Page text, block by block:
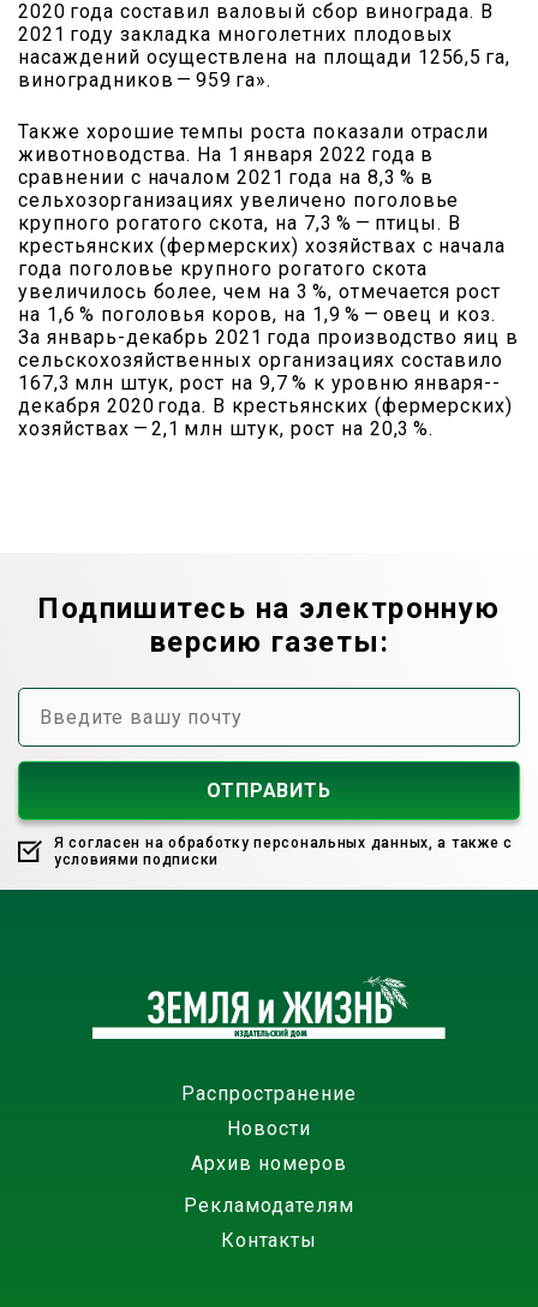
2020 года составил валовый сбор винограда. В
2021 году закладка многолетних плодовых
насаждений осуществлена на площади 1256,5 га,
виноградников — ​959 га».
Также хорошие темпы роста показали отрасли
животноводства. На 1 января 2022 года в
сравнении с началом 2021 года на 8,3 % в
сельхозорганизациях увеличено поголовье
крупного рогатого скота, на 7,3 % — ​птицы. В
крестьянских (фермерских) хозяйствах с начала
года поголовье крупного рогатого скота
увеличилось более, чем на 3 %, отмечается рост
на 1,6 % поголовья коров, на 1,9 % — ​овец и коз.
За январь-­декабрь 2021 года производство яиц в
сельскохозяйственных организациях составило
167,3 млн штук, рост на 9,7 % к уровню января-­
декабря 2020 года. В крестьянских (фермерских)
хозяйствах — ​2,1 млн штук, рост на 20,3 %.
Подпишитесь на электронную
версию газеты:
Я согласен на обработку персональных данных, а также с
условиями подписки
Распространение
Новости
Архив номеров
Рекламодателям
Контакты